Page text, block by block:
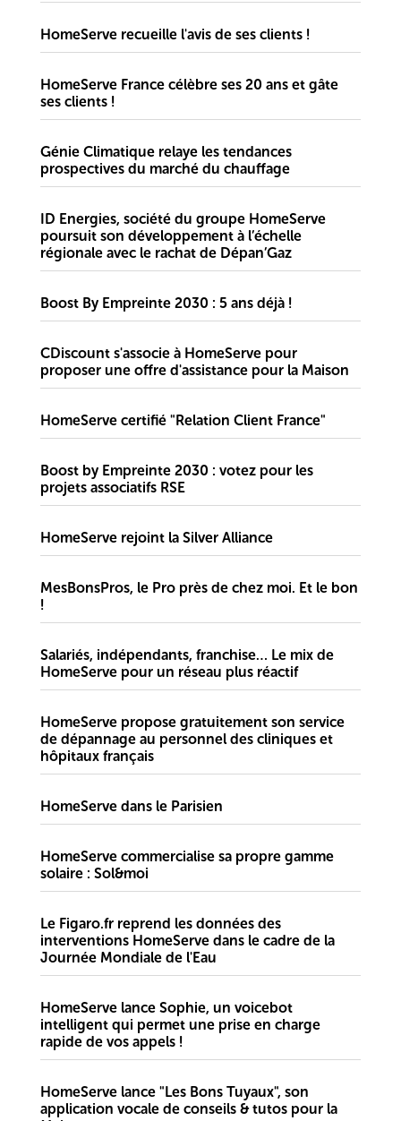
HomeServe recueille l'avis de ses clients !
HomeServe France célèbre ses 20 ans et gâte
ses clients !
Génie Climatique relaye les tendances
prospectives du marché du chauffage
ID Energies, société du groupe HomeServe
poursuit son développement à l’échelle
régionale avec le rachat de Dépan’Gaz
Boost By Empreinte 2030 : 5 ans déjà !
CDiscount s'associe à HomeServe pour
proposer une offre d'assistance pour la Maison
HomeServe certifié "Relation Client France"
Boost by Empreinte 2030 : votez pour les
projets associatifs RSE
HomeServe rejoint la Silver Alliance
MesBonsPros, le Pro près de chez moi. Et le bon
!
Salariés, indépendants, franchise… Le mix de
HomeServe pour un réseau plus réactif
HomeServe propose gratuitement son service
de dépannage au personnel des cliniques et
hôpitaux français
HomeServe dans le Parisien
HomeServe commercialise sa propre gamme
solaire : Sol&moi
Le Figaro.fr reprend les données des
interventions HomeServe dans le cadre de la
Journée Mondiale de l'Eau
HomeServe lance Sophie, un voicebot
intelligent qui permet une prise en charge
rapide de vos appels !
HomeServe lance "Les Bons Tuyaux", son
application vocale de conseils & tutos pour la